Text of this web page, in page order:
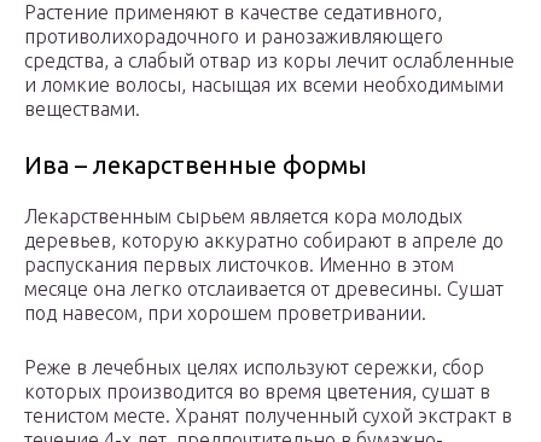
Растение применяют в качестве седативного,
противолихорадочного и ранозаживляющего
средства, а слабый отвар из коры лечит ослабленные
и ломкие волосы, насыщая их всеми необходимыми
веществами.
Ива – лекарственные формы
Лекарственным сырьем является кора молодых
деревьев, которую аккуратно собирают в апреле до
распускания первых листочков. Именно в этом
месяце она легко отслаивается от древесины. Сушат
под навесом, при хорошем проветривании.
Реже в лечебных целях используют сережки, сбор
которых производится во время цветения, сушат в
тенистом месте. Хранят полученный сухой экстракт в